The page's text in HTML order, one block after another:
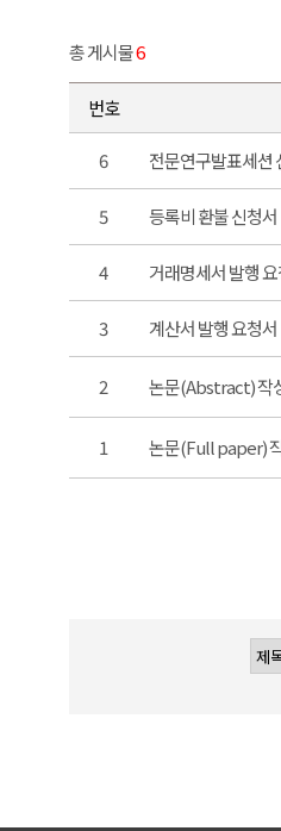
총 게시물6
번호
6 전문연구발표세션
5 등록비 환불 신청서
4 거래명세서 발행
3 계산서 발행 요청서
2 논문(Abstract) 작
1 논문(Full paper)